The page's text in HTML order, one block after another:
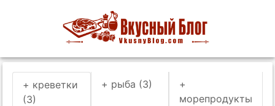
+ креветки
(3)
+ рыба (3)
+
морепродукты